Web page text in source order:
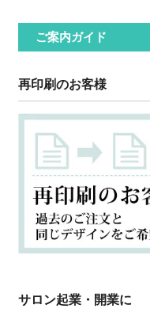
ご案内ガイド
再印刷のお客様
サロン起業・開業に